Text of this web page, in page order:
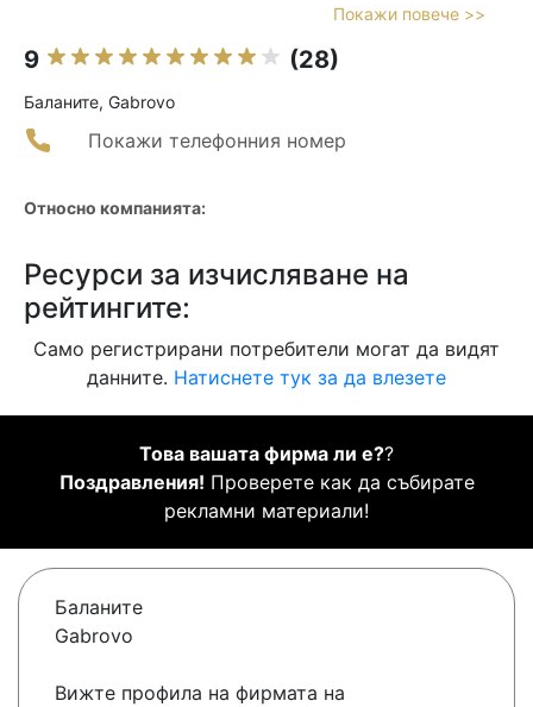
Покажи повече >>
9 (28)
Баланите, Gabrovo
Покажи телефонния номер
Относно компанията:
Ресурси за изчисляване на
рейтингите:
Само регистрирани потребители могат да видят
данните. Натиснете тук за да влезете
Това вашата фирма ли е??
Поздравления! Проверете как да събирате
рекламни материали!
Баланите
Gabrovo
Вижте профила на фирмата на